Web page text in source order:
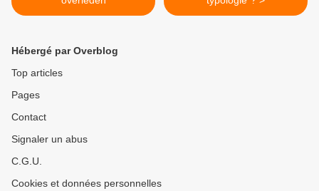
Hébergé par Overblog
Top articles
Pages
Contact
Signaler un abus
C.G.U.
Cookies et données personnelles